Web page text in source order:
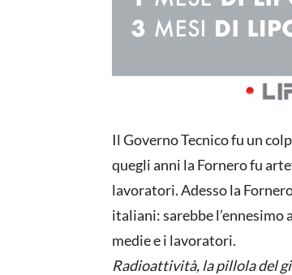
Il Governo Tecnico fu un
quegli anni la Fornero fu
lavoratori. Adesso la
italiani: sarebbe l’ennesimo
medie e i lavoratori.
Radioattività, la pillola del